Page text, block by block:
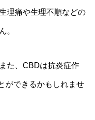
理痛や生理不順などの
。
た、CBDは抗炎症作
ができるかもしれませ